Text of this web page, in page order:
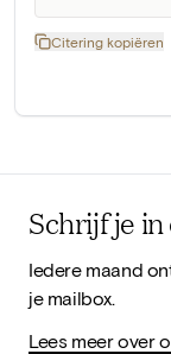
Citering kopiëren
Schrijf je
Iedere maand
je mailbox.
Lees meer over